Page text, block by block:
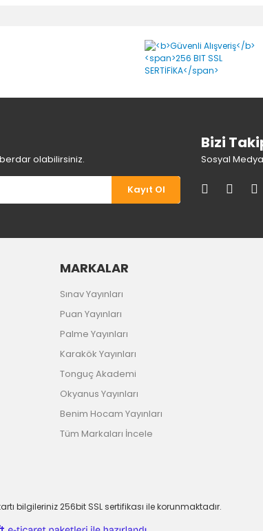
olabilirsiniz.
Kayıt Ol
Bizi
Sosyal
MARKALAR
Sınav Yayınları
Puan Yayınları
Palme Yayınları
Karakök Yayınları
Tonguç Akademi
Okyanus Yayınları
Benim Hocam Yayınları
Tüm Markaları İncele
bilgileriniz 256bit SSL sertifikası ile korunmaktadır.